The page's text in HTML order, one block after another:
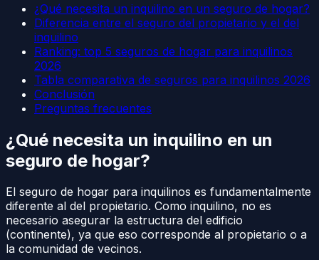
¿Qué necesita un inquilino en un seguro de hogar?
Diferencia entre el seguro del propietario y el del
inquilino
Ranking: top 5 seguros de hogar para inquilinos
2026
Tabla comparativa de seguros para inquilinos 2026
Conclusión
Preguntas frecuentes
¿Qué necesita un inquilino en un
seguro de hogar?
El seguro de hogar para inquilinos es fundamentalmente
diferente al del propietario. Como inquilino, no es
necesario asegurar la estructura del edificio
(continente), ya que eso corresponde al propietario o a
la comunidad de vecinos.